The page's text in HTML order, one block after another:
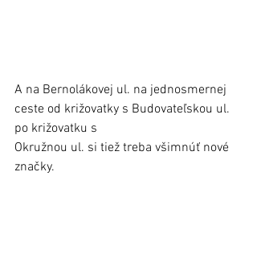
A na Bernolákovej ul. na jednosmernej
ceste od križovatky s Budovateľskou ul.
po križovatku s
Okružnou ul. si tiež treba všimnúť nové
značky.